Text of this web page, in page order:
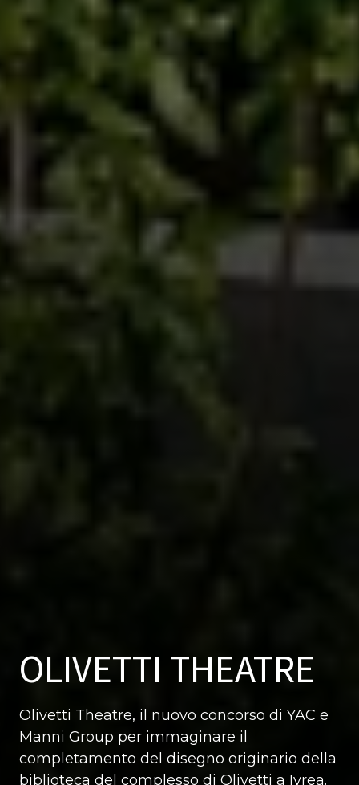
OLIVETTI THEATRE
Olivetti Theatre, il nuovo concorso di YAC e
Manni Group per immaginare il
completamento del disegno originario della
biblioteca del complesso di Olivetti a Ivrea.